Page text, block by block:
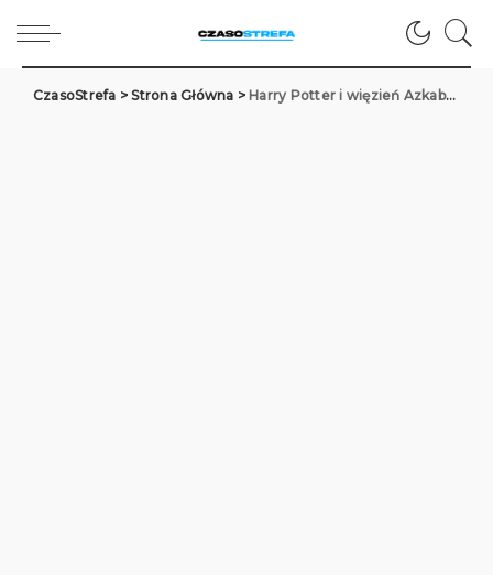
CzasoStrefa >Strona Główna > Harry Potter i więzień Azkabanu